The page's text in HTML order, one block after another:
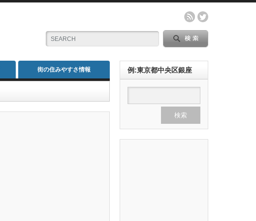
街の住みやすさ情報 例:東京都中央区銀座